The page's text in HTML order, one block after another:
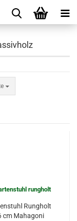
Rungholt
cm Mahagoni